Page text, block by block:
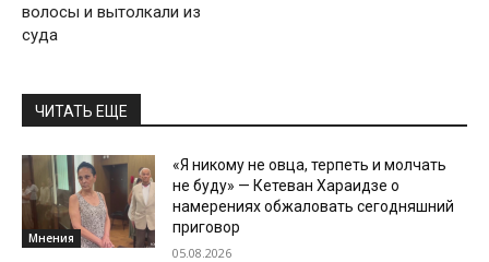
волосы и вытолкали из
суда
ЧИТАТЬ ЕЩЕ
Мнения
«Я никому не овца, терпеть и молчать
не буду» — Кетеван Хараидзе о
намерениях обжаловать сегодняшний
приговор
05.08.2026